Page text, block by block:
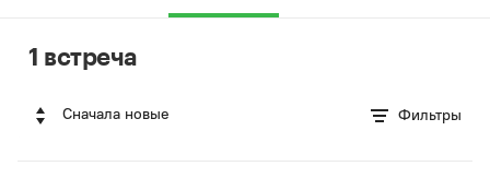
1 встреча
Сначала новые Фильтры